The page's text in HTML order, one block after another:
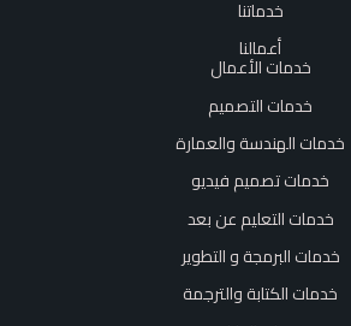
خدماتنا
أعمالنا
خدمات الأعمال
خدمات التصميم
خدمات الهندسة والعمارة
خدمات تصميم فيديو
خدمات التعليم عن بعد
خدمات البرمجة و التطوير
خدمات الكتابة والترجمة